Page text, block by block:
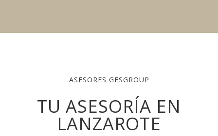
ASESORES GESGROUP
TU ASESORÍA EN
LANZAROTE